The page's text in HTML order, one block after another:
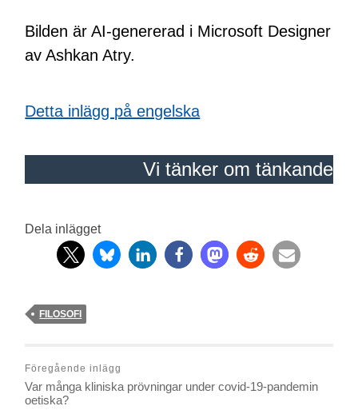
Bilden är AI-genererad i Microsoft Designer
av Ashkan Atry.
Detta inlägg på engelska
Vi tänker om tänkande
Dela inlägget
FILOSOFI
Föregående inlägg
Var många kliniska prövningar under covid-19-pandemin
oetiska?